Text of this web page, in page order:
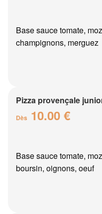
Base sauce tomate,
champignons, merguez
Pizza provençale
Dès 10.00 €
Base sauce tomate,
boursin, oignons, oeuf